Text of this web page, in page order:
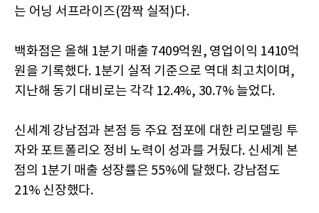
는 어닝 서프라이즈(깜짝 실적)다.
백화점은 올해 1분기 매출 7409억원, 영업이익 1410억
원을 기록했다. 1분기 실적 기준으로 역대 최고치이며,
지난해 동기 대비로는 각각 12.4%, 30.7% 늘었다.
신세계 강남점과 본점 등 주요 점포에 대한 리모델링 투
자와 포트폴리오 정비 노력이 성과를 거뒀다. 신세계 본
점의 1분기 매출 성장률은 55%에 달했다. 강남점도
21% 신장했다.